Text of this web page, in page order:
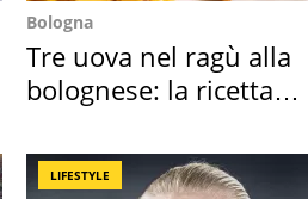
Bologna
Tre uova nel ragù alla
bolognese: la ricetta
LIFESTYLE